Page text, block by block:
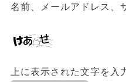
名前、メールアドレス、
上に表示された文字を入